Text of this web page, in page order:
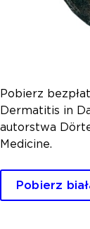
Pobierz
Dermatitis in
autorstwa
Medicine.
Pobierz